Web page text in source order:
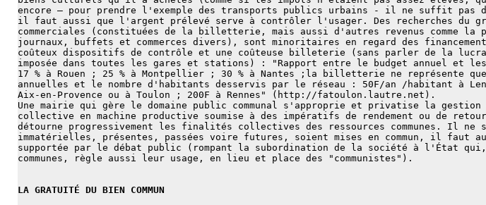
encore — pour prendre l'exemple des transports publics urbains - il ne suffit
il faut aussi que l'argent prélevé serve à contrôler l'usager. Des recherches du
commerciales (constituées de la billetterie, mais aussi d'autres revenus comme la
journaux, buffets et commerces divers), sont minoritaires en regard des
coûteux dispositifs de contrôle et une coûteuse billeterie (sans parler de la
imposée dans toutes les gares et stations) : "Rapport entre le budget annuel et
17 % à Rouen ; 25 % à Montpellier ; 30 % à Nantes ;la billetterie ne représente
annuelles et le nombre d'habitants desservis par le réseau : 50F/an /habitant à
Aix-en-Provence ou à Toulon ; 200F à Rennes" (http://fatoulon.lautre.net).
Une mairie qui gère le domaine public communal s'approprie et privatise la
collective en machine productive soumise à des impératifs de rendement ou de
détourne progressivement les finalités collectives des ressources communes. Il
immatérielles, présentes, passées voire futures, soient mises en commun, il faut
supportée par le débat public (rompant la subordination de la société à l'État qui,
communes, règle aussi leur usage, en lieu et place des "communistes").
LA GRATUITÉ DU BIEN COMMUN